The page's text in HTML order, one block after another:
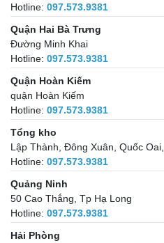
Hotline: 097.573.9381
Quận Hai Bà Trưng
Đường Minh Khai
Hotline: 097.573.9381
Quận Hoàn Kiếm
quận Hoàn Kiếm
Hotline: 097.573.9381
Tổng kho
Lập Thành, Đông Xuân, Quốc
Hotline: 097.573.9381
Quảng Ninh
50 Cao Thắng, Tp Hạ Long
Hotline: 097.573.9381
Hải Phòng